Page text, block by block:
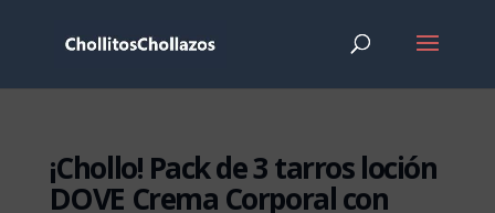
¡Chollo! Pack de 3 tarros loción
DOVE Crema Corporal con